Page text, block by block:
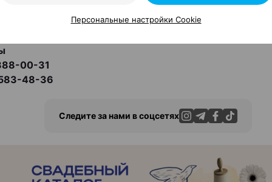
10:00 до 21:00
00-31
48-36
Следите за нами в соцсетях
Персональные настройки Cookie